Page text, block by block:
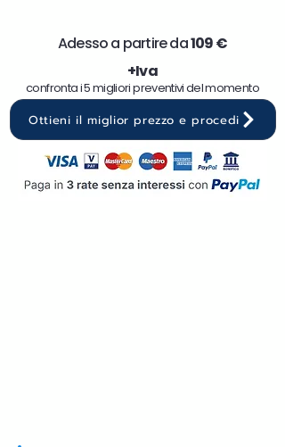
Adesso a partire da109 €
+Iva
confronta i 5 migliori preventivi del momento
Ottieni il miglior prezzo e procedi